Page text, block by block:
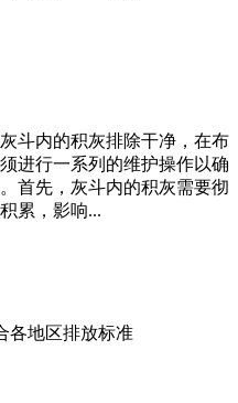
斗内的积灰排除干净，在布
进行一系列的维护操作以确
首先，灰斗内的积灰需要彻
累，影响...
各地区排放标准